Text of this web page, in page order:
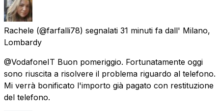
Rachele (@farfalli78) segnalati 31 minuti fa dall' Milano,
Lombardy
@VodafoneIT Buon pomeriggio. Fortunatamente oggi
sono riuscita a risolvere il problema riguardo al telefono.
Mi verrà bonificato l'importo già pagato con restituzione
del telefono.